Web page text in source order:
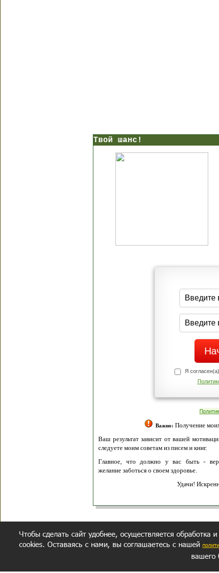
Твой шанс!
Я
Важно: Получение
Ваш результат зависит от вашей
следуете моим советам из писем и книг.
Главное, что должно у вас быть -
желание заботься о своем здоровье.
Удачи!
Чтобы сделать сайт удобнее, осуществляется обработка
cookies. Оставаясь с нами, вы соглашаетесь с нашей
вашего